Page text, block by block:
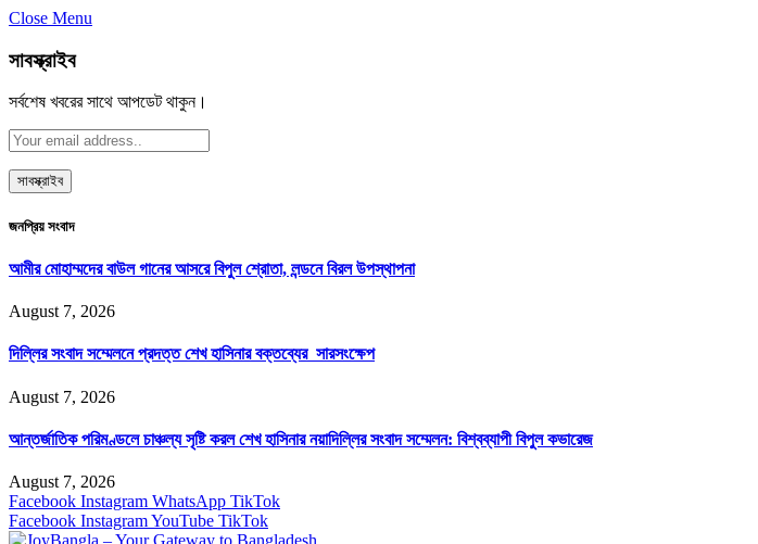
Close Menu
সাবস্ক্রাইব
সর্বশেষ খবরের সাথে আপডেট থাকুন।
জনপ্রিয় সংবাদ
আমীর মোহাম্মদের বাউল গানের আসরে বিপুল শ্রোতা, লন্ডনে বিরল উপস্থাপনা
August 7, 2026
দিল্লির সংবাদ সম্মেলনে প্রদত্ত শেখ হাসিনার বক্তব্যের সারসংক্ষেপ
August 7, 2026
আন্তর্জাতিক পরিমণ্ডলে চাঞ্চল্য সৃষ্টি করল শেখ হাসিনার নয়াদিল্লির সংবাদ সম্মেলন: বিশ্বব্যাপী বিপুল কভারেজ
August 7, 2026
Facebook Instagram WhatsApp TikTok
Facebook InstagramYouTube TikTok